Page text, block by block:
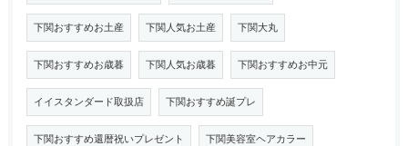
下関おすすめお土産 下関人気お土産 下関大丸
下関おすすめお歳暮 下関人気お歳暮 下関おすすめお中元
イイスタンダード取扱店 下関おすすめ誕プレ
下関おすすめ還暦祝いプレゼント 下関美容室ヘアカラー